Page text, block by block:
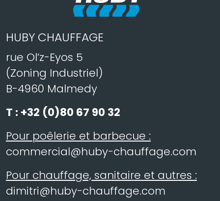
HUBY CHAUFFAGE
rue Ol’z-Eyos 5
(Zoning Industriel)
B-4960 Malmedy
T : +32 (0)80 67 90 32
Pour poêlerie et barbecue :
commercial@huby-chauffage.com
Pour chauffage, sanitaire et autres :
dimitri@huby-chauffage.com